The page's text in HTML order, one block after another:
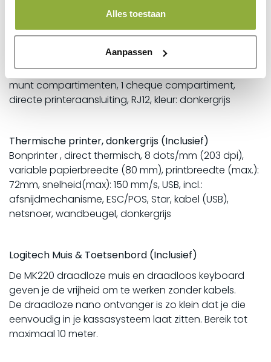
Alles toestaan
Aanpassen
Senor kassalade, donkergrijs (Inclusief)
Kassalade, opening voorzijde, afmetingen (BxHxD):
410x114x415mm, invoeren: 6 biljet compartimenten, 8
munt compartimenten, 1 cheque compartiment,
directe printeraansluiting, RJ12, kleur: donkergrijs
Thermische printer, donkergrijs (Inclusief)
Bonprinter , direct thermisch, 8 dots/mm (203 dpi),
variable papierbreedte (80 mm), printbreedte (max.):
72mm, snelheid(max): 150 mm/s, USB, incl.:
afsnijdmechanisme, ESC/POS, Star, kabel (USB),
netsnoer, wandbeugel, donkergrijs
Logitech Muis & Toetsenbord (Inclusief)
De MK220 draadloze muis en draadloos keyboard
geven je de vrijheid om te werken zonder kabels.
De draadloze nano ontvanger is zo klein dat je die
eenvoudig in je kassasysteem laat zitten. Bereik tot
maximaal 10 meter.